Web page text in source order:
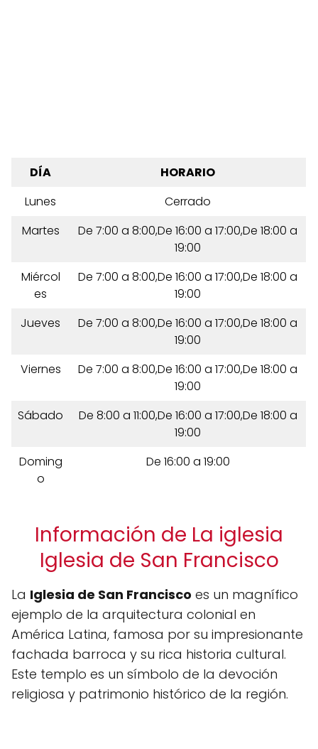
DÍA
HORARIO
Lunes
Cerrado
Martes
De 7:00 a 8:00,De 16:00 a 17:00,De 18:00 a
19:00
Miércol
es
De 7:00 a 8:00,De 16:00 a 17:00,De 18:00 a
19:00
Jueves
De 7:00 a 8:00,De 16:00 a 17:00,De 18:00 a
19:00
Viernes
De 7:00 a 8:00,De 16:00 a 17:00,De 18:00 a
19:00
Sábado
De 8:00 a 11:00,De 16:00 a 17:00,De 18:00 a
19:00
Doming
o
De 16:00 a 19:00
Información de La iglesia
Iglesia de San Francisco
La Iglesia de San Francisco es un magnífico
ejemplo de la arquitectura colonial en
América Latina, famosa por su impresionante
fachada barroca y su rica historia cultural.
Este templo es un símbolo de la devoción
religiosa y patrimonio histórico de la región.